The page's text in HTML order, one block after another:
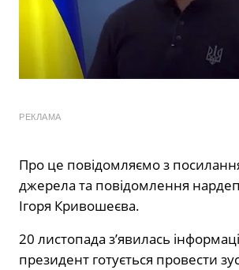
РЕКЛАМА
Про це повідомляємоз
джерела та повідомлення
Ігоря Кривошеєва.
20 листопада з’явилась
президент готується провести